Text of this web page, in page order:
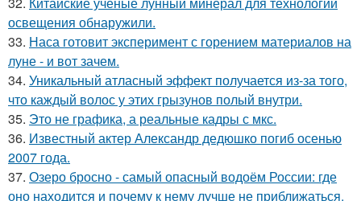
освещения обнаружили.
33. Наса готовит эксперимент с горением материалов на
луне - и вот зачем.
34. Уникальный атласный эффект получается из-за того,
что каждый волос у этих грызунов полый внутри.
35. Это не графика, а реальные кадры с мкс.
36. Известный актер Александр дедюшко погиб осенью
2007 года.
37. Озеро бросно - самый опасный водоём России: где
оно находится и почему к нему лучше не приближаться.